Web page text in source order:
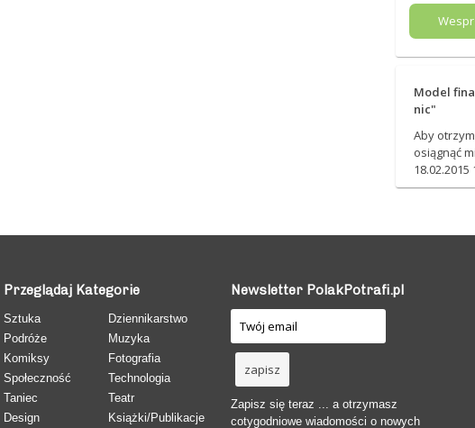
Model
nic"
Aby
osiągnąć
18.02.2015
Przeglądaj Kategorie
Sztuka
Podróże
Komiksy
Społeczność
Taniec
Design
Dziennikarstwo
Muzyka
Fotografia
Technologia
Teatr
Książki/Publikacje
Newsletter PolakPotrafi.pl
Zapisz się teraz ... a otrzymasz
cotygodniowe wiadomości o nowych